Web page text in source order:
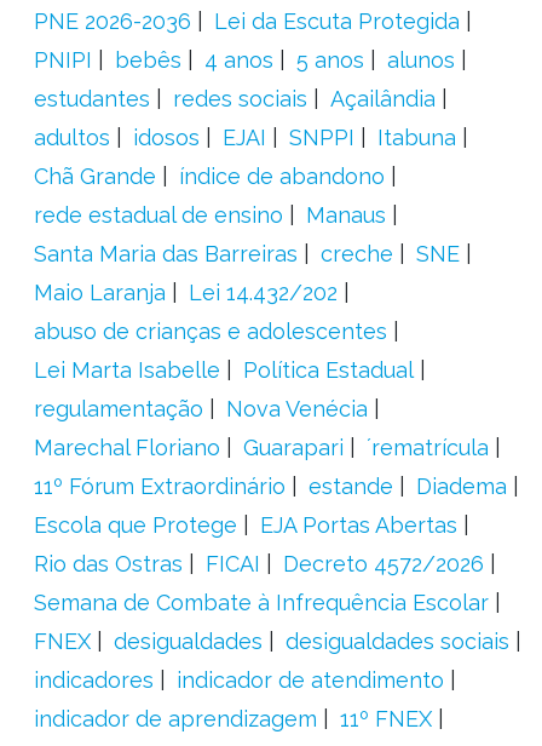
PNE 2026-2036
Lei da Escuta Protegida
PNIPI
bebês 4 anos 5 anos
alunos
estudantes
redes sociais
Açailândia
adultos
idosos EJAI SNPPI
Itabuna
Chã Grande
índice de abandono
rede estadual de ensino
Manaus
Santa Maria das Barreiras
creche
SNE
Maio Laranja
Lei 14.432/202
abuso de crianças e adolescentes
Lei Marta Isabelle
Política Estadual
regulamentação
Nova Venécia
Marechal Floriano
Guarapari
´rematrícula
11º Fórum Extraordinário
estande
Diadema
Escola que Protege
EJA Portas Abertas
Rio das Ostras
FICAI
Decreto 4572/2026
Semana de Combate à Infrequência Escolar
FNEX
desigualdades
desigualdades sociais
indicadores
indicador de atendimento
indicador de aprendizagem
11º FNEX